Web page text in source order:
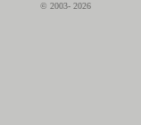
© 2003- 2026